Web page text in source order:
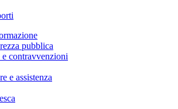
pubblica
contravvenzioni
e assistenza